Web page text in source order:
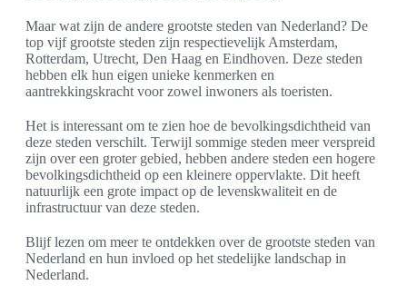
Maar wat zijn de andere grootste steden van Nederland? De
top vijf grootste steden zijn respectievelijk Amsterdam,
Rotterdam, Utrecht, Den Haag en Eindhoven. Deze steden
hebben elk hun eigen unieke kenmerken en
aantrekkingskracht voor zowel inwoners als toeristen.
Het is interessant om te zien hoe de bevolkingsdichtheid van
deze steden verschilt. Terwijl sommige steden meer verspreid
zijn over een groter gebied, hebben andere steden een hogere
bevolkingsdichtheid op een kleinere oppervlakte. Dit heeft
natuurlijk een grote impact op de levenskwaliteit en de
infrastructuur van deze steden.
Blijf lezen om meer te ontdekken over de grootste steden van
Nederland en hun invloed op het stedelijke landschap in
Nederland.